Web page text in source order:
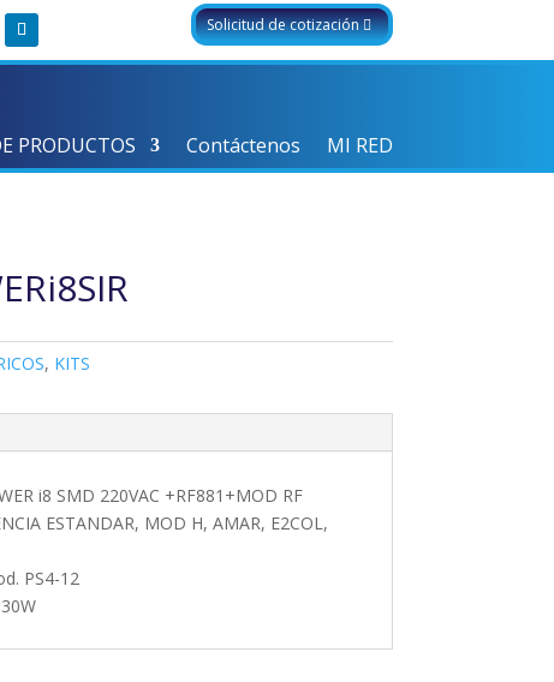
Solicitud de cotización
PRODUCTOS Contáctenos MI RED
, KITS
i8 SMD 220VAC +RF881+MOD RF
ESTANDAR, MOD H, AMAR, E2COL,
PS4-12